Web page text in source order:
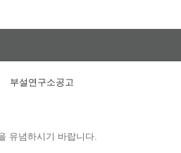
부설연구소공고
유념하시기 바랍니다.